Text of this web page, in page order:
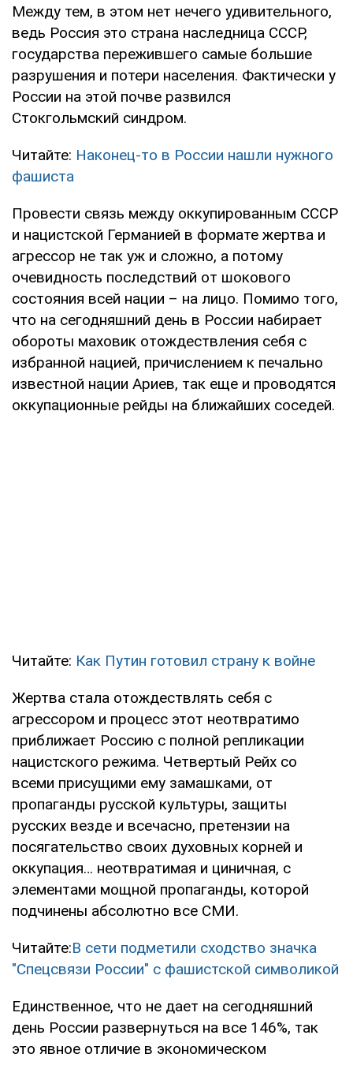
Между тем, в этом нет нечего удивительного,
ведь Россия это страна наследница СССР,
государства пережившего самые большие
разрушения и потери населения. Фактически у
России на этой почве развился
Стокгольмский синдром.
Читайте: Наконец-то в России нашли нужного
фашиста
Провести связь между оккупированным СССР
и нацистской Германией в формате жертва и
агрессор не так уж и сложно, а потому
очевидность последствий от шокового
состояния всей нации – на лицо. Помимо того,
что на сегодняшний день в России набирает
обороты маховик отождествления себя с
избранной нацией, причислением к печально
известной нации Ариев, так еще и проводятся
оккупационные рейды на ближайших соседей.
Читайте: Как Путин готовил страну к войне
Жертва стала отождествлять себя с
агрессором и процесс этот неотвратимо
приближает Россию с полной репликации
нацистского режима. Четвертый Рейх со
всеми присущими ему замашками, от
пропаганды русской культуры, защиты
русских везде и всечасно, претензии на
посягательство своих духовных корней и
оккупация… неотвратимая и циничная, с
элементами мощной пропаганды, которой
подчинены абсолютно все СМИ.
Читайте:В сети подметили сходство значка
"Спецсвязи России" с фашистской символикой
Единственное, что не дает на сегодняшний
день России развернуться на все 146%, так
это явное отличие в экономическом